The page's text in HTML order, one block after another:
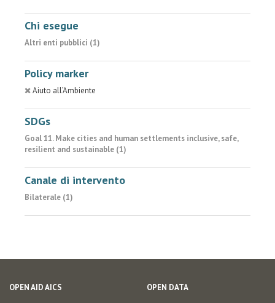
Chi esegue
Altri enti pubblici (1)
Policy marker
Aiuto all’Ambiente
SDGs
Goal 11. Make cities and human settlements inclusive, safe,
resilient and sustainable (1)
Canale di intervento
Bilaterale (1)
OPEN AID AICS OPEN DATA